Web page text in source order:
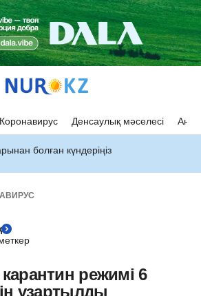
Коронавирус Денсаулық мәселесі Ана
болған күндеріңіз
режимі 6
ұзартылды